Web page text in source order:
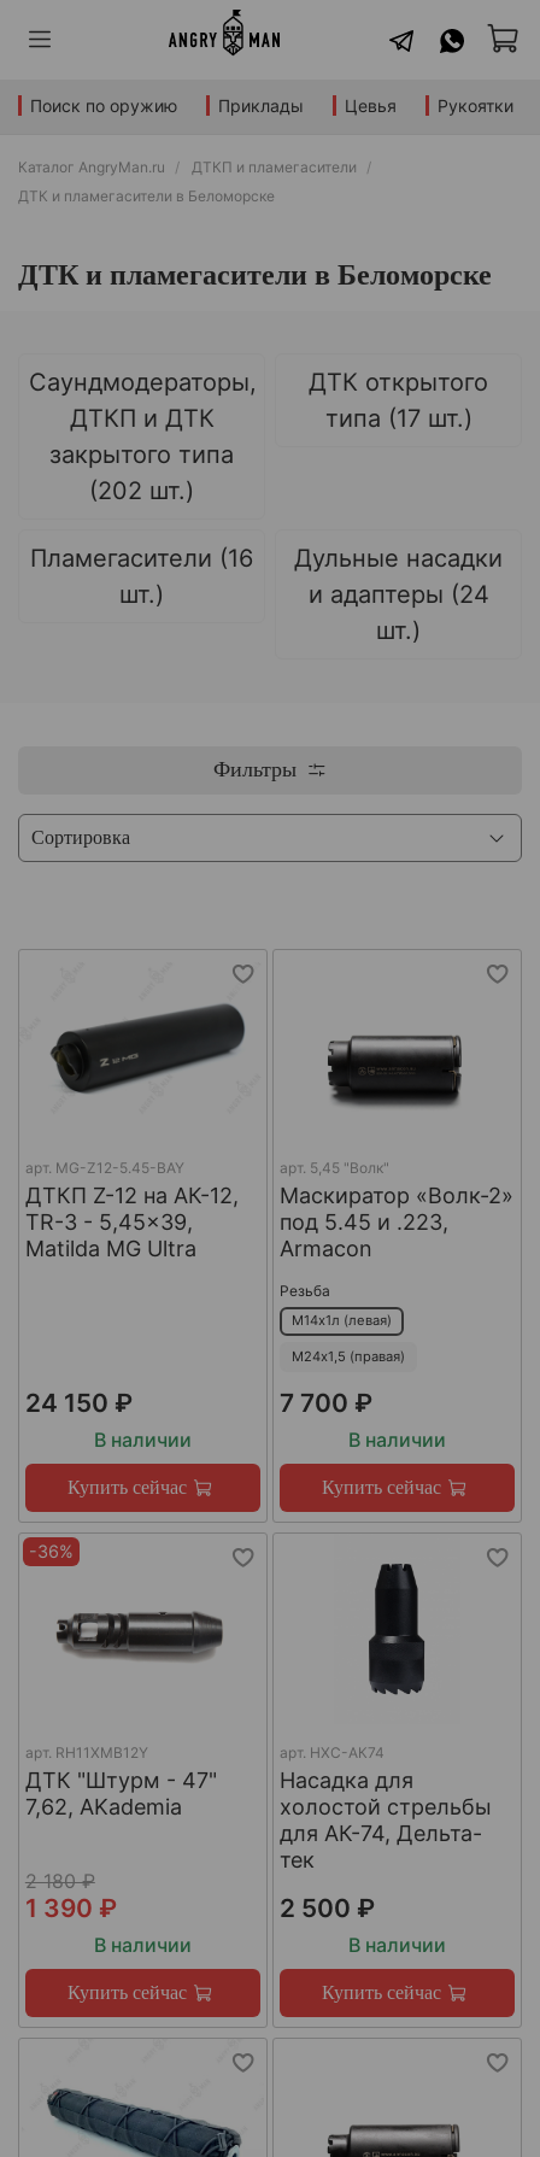
Поиск по оружию Приклады Цевья Рукоятки
Каталог AngryMan.ru
ДТКП и пламегасители
ДТК и пламегасители в Беломорске
ДТК и пламегасители в Беломорске
Саундмодераторы,
ДТКП и ДТК
закрытого типа
(202 шт.)
ДТК открытого
типа (17 шт.)
Пламегасители (16
шт.)
Дульные насадки
и адаптеры (24
шт.)
Фильтры
арт. MG-Z12-5.45-BAY
ДТКП Z-12 на АК-12,
TR-3 - 5,45x39,
Matilda MG Ultra
24 150 ₽
В наличии
Купить сейчас
арт. 5,45 "Волк"
Маскиратор «Волк-2»
под 5.45 и .223,
Armacon
Резьба
М14х1л (левая)
М24х1,5 (правая)
7 700 ₽
В наличии
Купить сейчас
-36%
арт. RH11XMB12Y
ДТК "Штурм - 47"
7,62, AKademia
2 180 ₽
1 390 ₽
В наличии
Купить сейчас
арт. НХС-АК74
Насадка для
холостой стрельбы
для АК-74, Дельта-
тек
2 500 ₽
В наличии
Купить сейчас